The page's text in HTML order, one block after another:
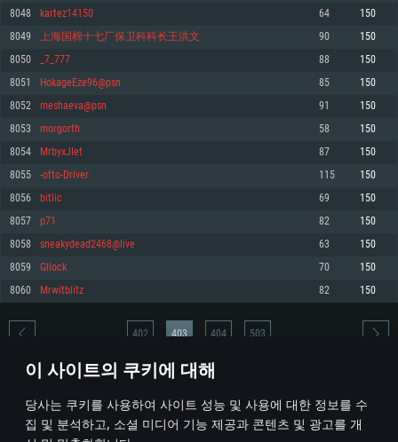
이 사이트의 쿠키에 대해
당사는 쿠키를 사용하여 사이트 성능 및 사용에 대한 정보를 수
집 및 분석하고, 소셜 미디어 기능 제공과 콘텐츠 및 광고를 개
운영체제: Windows 10 (64 bit)
프로세서: 2.2 GHz 듀얼코어 이상
메모리: 4GB
그래픽 카드: DirectX 11 이상을 지원하는 AMD Radeon 77XX / NVIDIA
GeForce GT 660. 최소 사양 해상도: 720p
네트워크: 브로드밴드 인터넷
여유 저장 공간: 22.1 GB (최소 클라이언트)
권장 사양
570 혹은 그 이상
여유 저장 공간: 62.2 GB (전체 클라이언트)
운영체제: Mac OS Big Sur 11.0
프로세서: 최소 2.2 GHz의 Core i5 (Intel Xeon 은 지원하지 않습니다)
메모리: 6 GB
그래픽 카드: Metal 을 지원하는 Intel Iris Pro 5200 (Mac), 혹은 이와 비슷한 성
능을 가지는 Mac 버전의 AMD/Nvidia. 최소 해상도: 720p
네트워크: 브로드밴드 인터넷
여유 저장 공간: 22.1 GB (최소 클라이언트)
권장 사양
네트워크: 브로드밴드 인터넷
여유 저장 공간: 62.2 GB (전체 클라이언트)
운영체제: 64bit Linux 중 최신 버전
프로세서: 2.4 GHz 듀얼코어
메모리: 4 GB
그래픽 카드: Vulkan 을 지원하고, 최신 그래픽 드라이버를 지원하는 NVIDIA
660 (6개월 미만) 혹은 그와 동급의 성능을 가지며 최신 그래픽 드라이버를 지
원하는 AMD (6개월 미만; 최소사양 지원 해상도 720p)
네트워크: 브로드밴드 인터넷
여유 저장 공간: 22.1 GB (최소 클라이언트)
권장 사양
운영체제: Ubuntu 20.04 64bit
프로세서: Intel Core i7
메모리: 16 GB
그래픽 카드: Vulkan 을 지원하고, 최신 그래픽 드라이버를 지원하는 NVIDIA
1060 (6개월 미만) 혹은 그와 동급의 성능을 가지며 최신 그래픽 드라이버를
지원하는 AMD RX 570 (6개월 미만; 최소사양 지원 해상도 720p) 이상
여유 저장 공간: 62.2 GB (전체 클라이언트)
8048 kartez14150 64 150
8049 上海国棉十七厂保卫科科长王洪文 90 150
8050 _7_777 88 150
8051 HokageEze96@psn 85 150
8052 meshaeva@psn 91 150
8053 morgorth 58 150
8054 MrbyxJIet 87 150
8055 -otto-Driver 115 150
8056 bitlic 69 150
8057 p71 82 150
8058 sneakydead2468@live 63 150
8059 Gllock 70 150
8060 Mrwitblitz 82 150
* 순위표는 매일 1회 갱신됩니다
402 403 404 503